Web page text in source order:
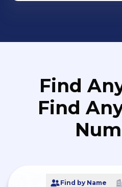
Find
Find
Find by Name